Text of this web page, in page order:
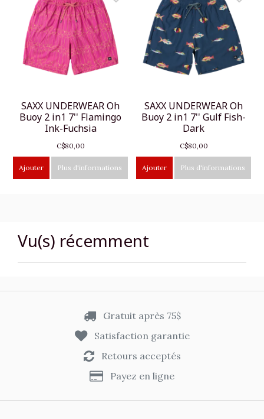
SAXX UNDERWEAR Oh
Buoy 2 in1 7'' Flamingo
Ink-Fuchsia
C$80,00
Ajouter Plus d'informations
SAXX UNDERWEAR Oh
Buoy 2 in1 7'' Gulf Fish-
Dark
C$80,00
Ajouter Plus d'informations
Vu(s) récemment
Gratuit après 75$
Satisfaction garantie
Retours acceptés
Payez en ligne